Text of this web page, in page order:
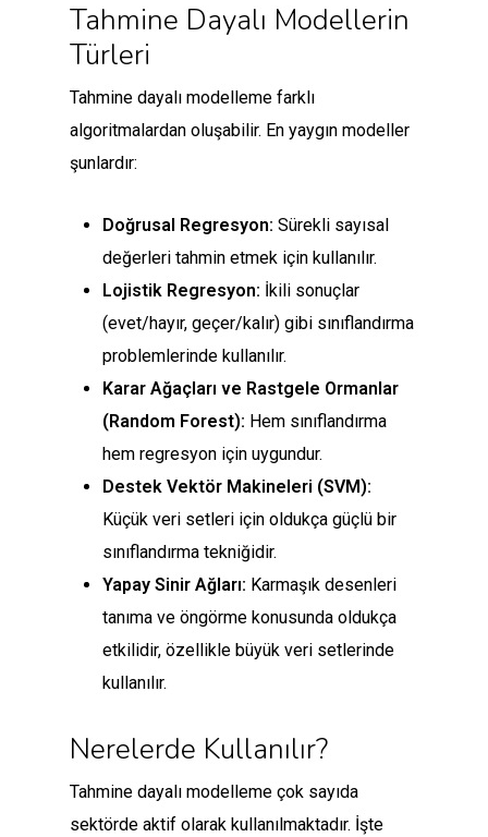
Tahmine Dayalı Modellerin
Türleri
Tahmine dayalı modelleme farklı
algoritmalardan oluşabilir. En yaygın modeller
şunlardır:
Doğrusal Regresyon: Sürekli sayısal
değerleri tahmin etmek için kullanılır.
Lojistik Regresyon: İkili sonuçlar
(evet/hayır, geçer/kalır) gibi sınıflandırma
problemlerinde kullanılır.
Karar Ağaçları ve Rastgele Ormanlar
(Random Forest): Hem sınıflandırma
hem regresyon için uygundur.
Destek Vektör Makineleri (SVM):
Küçük veri setleri için oldukça güçlü bir
sınıflandırma tekniğidir.
Yapay Sinir Ağları: Karmaşık desenleri
tanıma ve öngörme konusunda oldukça
etkilidir, özellikle büyük veri setlerinde
kullanılır.
Nerelerde Kullanılır?
Tahmine dayalı modelleme çok sayıda
sektörde aktif olarak kullanılmaktadır. İşte